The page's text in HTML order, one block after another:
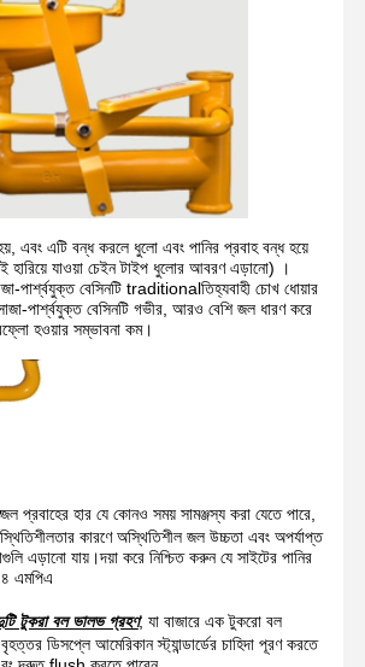
পণ্য
যোগাযোগ করুন খবর
এখন চ্যাট করুন
ধোয়ার স্টেশন
স্টেশন
এবং এটি বন্ধ করলে ধুলো এবং পানির প্রবাহ বন্ধ হয়ে
হারিয়ে যাওয়া চেইন টাইপ ধুলোর আবরণ এড়ানো) ।
পার্শ্বযুক্ত বেসিনটি traditionalতিহ্যবাহী চোখ ধোয়ার
পার্শ্বযুক্ত বেসিনটি গভীর, আরও বেশি জল ধারণ করে
হওয়ার সম্ভাবনা কম।
জল প্রবাহের হার যে কোনও সময় সামঞ্জস্য করা যেতে পারে,
কারণে অস্থিতিশীল জল উচ্চতা এবং অপর্যাপ্ত
এড়ানো যায়।দয়া করে নিশ্চিত করুন যে সাইটের পানির
এমপিএ
টুকরা বল ভালভ গ্রহণ, যা বাজারে এক টুকরো বল
ডিসপ্লে আমেরিকান স্ট্যান্ডার্ডের চাহিদা পূরণ করতে